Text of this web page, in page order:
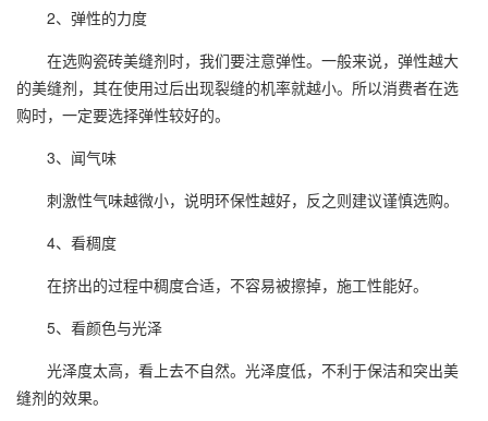
2、弹性的力度
在选购瓷砖美缝剂时，我们要注意弹性。一般来说，弹性越大
的美缝剂，其在使用过后出现裂缝的机率就越小。所以消费者在选
购时，一定要选择弹性较好的。
3、闻气味
刺激性气味越微小，说明环保性越好，反之则建议谨慎选购。
4、看稠度
在挤出的过程中稠度合适，不容易被擦掉，施工性能好。
5、看颜色与光泽
光泽度太高，看上去不自然。光泽度低，不利于保洁和突出美
缝剂的效果。